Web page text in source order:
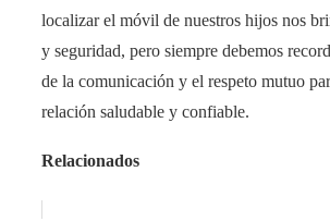
localizar el móvil de nuestros hijos nos
y seguridad, pero siempre debemos
de la comunicación y el respeto mutuo
relación saludable y confiable.
Relacionados